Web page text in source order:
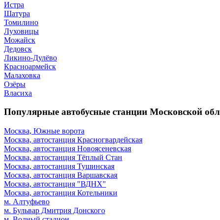
Истра
Шатура
Томилино
Луховицы
Можайск
Дедовск
Ликино-Дулёво
Красноармейск
Малаховка
Озёры
Власиха
Популярные автобусные станции Московской
Москва, Южные ворота
Москва, автостанция Красногвардейская
Москва, автостанция Новоясеневская
Москва, автостанция Тёплый Стан
Москва, автостанция Тушинская
Москва, автостанция Варшавская
Москва, автостанция "ВДНХ"
Москва, автостанция Котельники
м. Алтуфьево
м. Бульвар Дмитрия Донского